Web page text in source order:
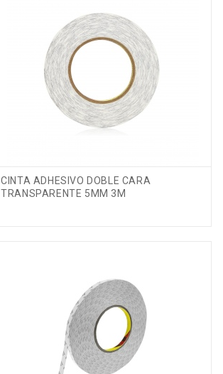
CINTA ADHESIVO DOBLE CARA
TRANSPARENTE 5MM 3M